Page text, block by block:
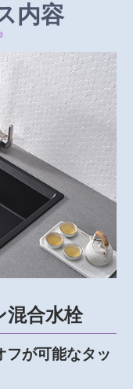
内容
混合水栓
フが可能なタッ